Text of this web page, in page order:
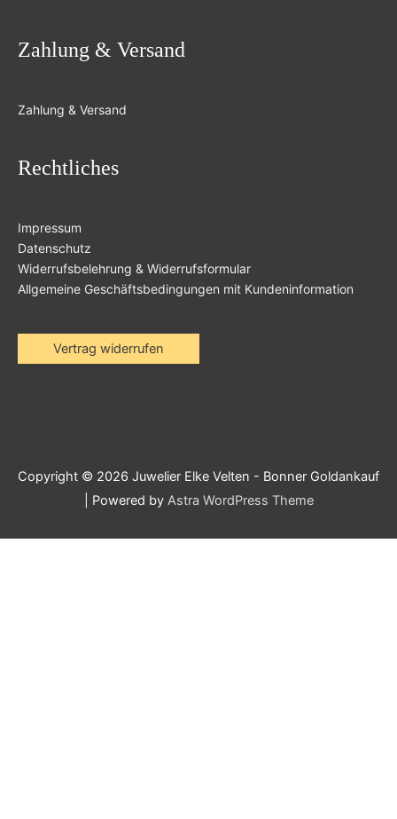
Zahlung & Versand
Zahlung & Versand
Rechtliches
Impressum
Datenschutz
Widerrufsbelehrung & Widerrufsformular
Allgemeine Geschäftsbedingungen mit Kundeninformation
Vertrag widerrufen
Copyright © 2026 Juwelier Elke Velten - Bonner Goldankauf
| Powered by Astra WordPress Theme